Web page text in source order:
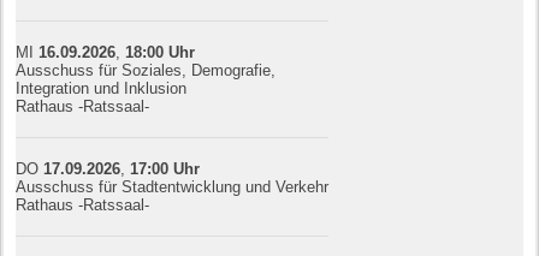
MI 16.09.2026 18:00 Uhr
Ausschuss für Soziales, Demografie,
Integration und Inklusion
Rathaus -Ratssaal-
DO 17.09.2026 17:00 Uhr
Ausschuss für Stadtentwicklung und Verkehr
Rathaus -Ratssaal-